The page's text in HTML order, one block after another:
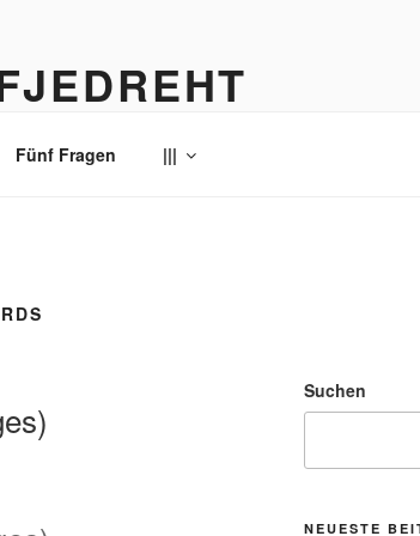
Fünf Fragen |||
Suchen
NEUESTE